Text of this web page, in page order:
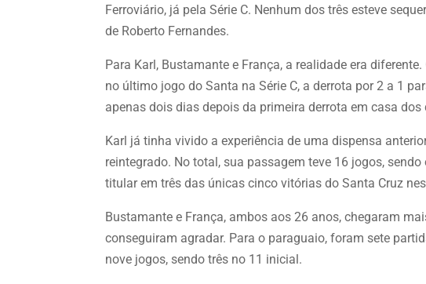
Ferroviário, já pela Série C. Nenhum dos três esteve
de Roberto Fernandes.
Para Karl, Bustamante e França, a realidade era
no último jogo do Santa na Série C, a derrota por 2 a 1
apenas dois dias depois da primeira derrota em casa
Karl já tinha vivido a experiência de uma dispensa
reintegrado. No total, sua passagem teve 16 jogos,
titular em três das únicas cinco vitórias do Santa Cruz
Bustamante e França, ambos aos 26 anos, chegaram
conseguiram agradar. Para o paraguaio, foram sete
nove jogos, sendo três no 11 inicial.